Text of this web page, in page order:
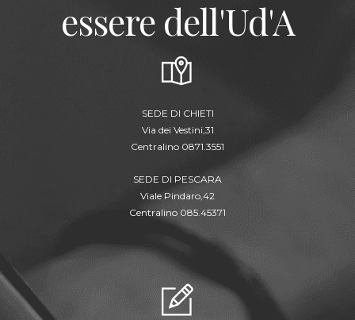
essere dell'Ud'A
SEDE DI CHIETI
Via dei Vestini,31
Centralino 0871.3551
SEDE DI PESCARA
Viale Pindaro,42
Centralino 085.45371